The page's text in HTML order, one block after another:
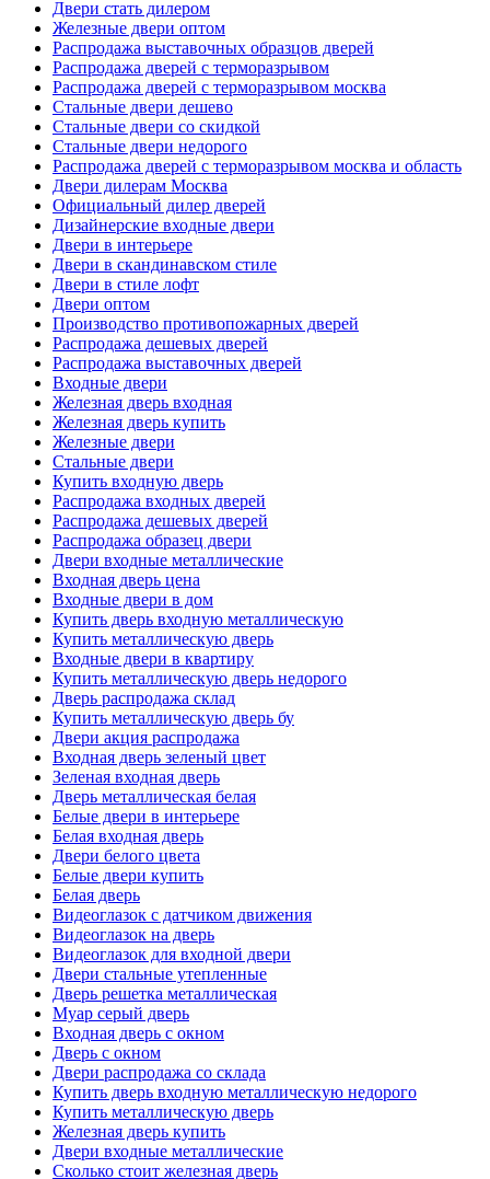
Двери стать дилером
Железные двери оптом
Распродажа выставочных образцов дверей
Распродажа дверей с терморазрывом
Распродажа дверей с терморазрывом москва
Стальные двери дешево
Стальные двери со скидкой
Стальные двери недорого
Распродажа дверей с терморазрывом москва и область
Двери дилерам Москва
Официальный дилер дверей
Дизайнерские входные двери
Двери в интерьере
Двери в скандинавском стиле
Двери в стиле лофт
Двери оптом
Производство противопожарных дверей
Распродажа дешевых дверей
Распродажа выставочных дверей
Входные двери
Железная дверь входная
Железная дверь купить
Железные двери
Стальные двери
Купить входную дверь
Распродажа входных дверей
Распродажа дешевых дверей
Распродажа образец двери
Двери входные металлические
Входная дверь цена
Входные двери в дом
Купить дверь входную металлическую
Купить металлическую дверь
Входные двери в квартиру
Купить металлическую дверь недорого
Дверь распродажа склад
Купить металлическую дверь бу
Двери акция распродажа
Входная дверь зеленый цвет
Зеленая входная дверь
Дверь металлическая белая
Белые двери в интерьере
Белая входная дверь
Двери белого цвета
Белые двери купить
Белая дверь
Видеоглазок с датчиком движения
Видеоглазок на дверь
Видеоглазок для входной двери
Двери стальные утепленные
Дверь решетка металлическая
Муар серый дверь
Входная дверь с окном
Дверь с окном
Двери распродажа со склада
Купить дверь входную металлическую недорого
Купить металлическую дверь
Железная дверь купить
Двери входные металлические
Сколько стоит железная дверь